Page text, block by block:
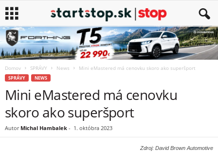
Domov SPRÁVY News Mini eMastered má cenovku skoro ako superšport
SPRÁVY NEWS
Mini eMastered má cenovku
skoro ako superšport
Autor Michal Hambalek - 1. októbra 2023
Zdroj: David Brown Automotive